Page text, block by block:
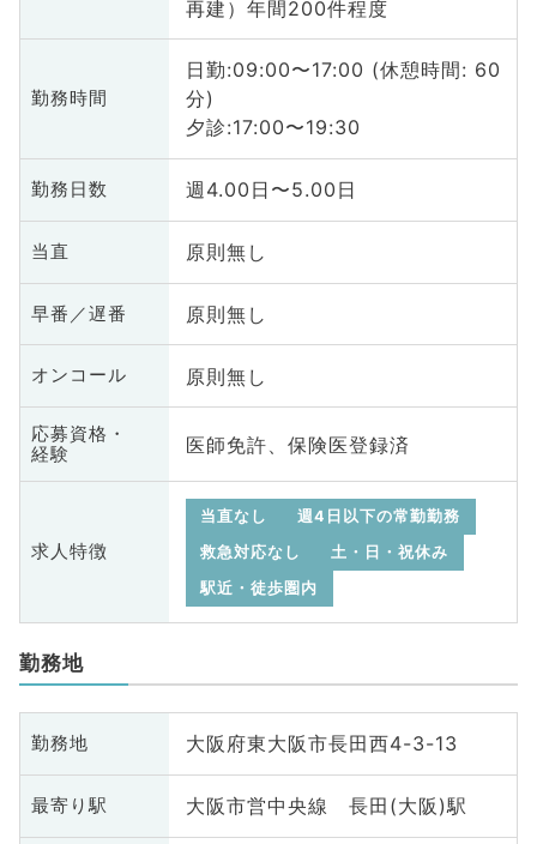
再建）年間200件程度
勤務時間
日勤:09:00〜17:00 (休憩時間: 60
分)
夕診:17:00〜19:30
勤務日数 週4.00日〜5.00日
当直 原則無し
早番／遅番 原則無し
オンコール 原則無し
応募資格・
経験
医師免許、保険医登録済
求人特徴
当直なし
週4日以下の常勤勤務
救急対応なし
土・日・祝休み
駅近・徒歩圏内
勤務地
勤務地 大阪府東大阪市長田西4-3-13
最寄り駅 大阪市営中央線 長田(大阪)駅